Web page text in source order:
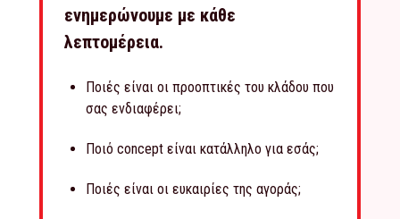
ενημερώνουμε με κάθε
λεπτομέρεια.
Ποιές είναι οι προοπτικές του κλάδου που
σας ενδιαφέρει;
Ποιό concept είναι κατάλληλο για εσάς;
Ποιές είναι οι ευκαιρίες της αγοράς;